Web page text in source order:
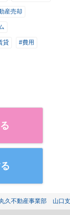
産売却
貸 #費用
久不動産事業部 山口